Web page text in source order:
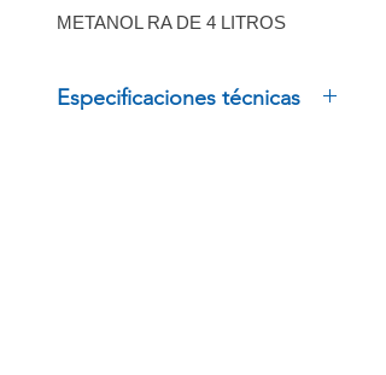
METANOL RA DE 4 LITROS
Especificaciones técnicas